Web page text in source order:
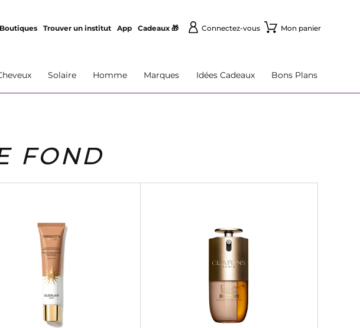
Boutiques Trouver un institut App Cadeaux 🎁 Connectez-vous Mon panier
Solaire Homme Marques Idées Cadeaux Bons Plans
FOND